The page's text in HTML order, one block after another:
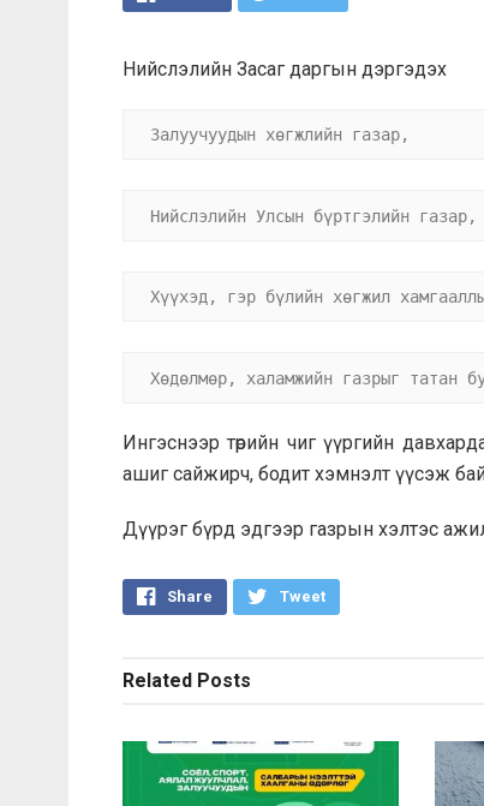
Нийслэлийн Засаг даргын дэргэдэх
Залуучуудын хөгжлийн газар,
Нийслэлийн Улсын бүртгэлийн газар,
Хүүхэд, гэр бүлийн хөгжил
Хөдөлмөр, халамжийн газрыг татан
Ингэснээр төрийн чиг үүргийн
ашиг сайжирч, бодит хэмнэлт үүсэж
Дүүрэг бүрд эдгээр газрын хэлтэс
Share Tweet
Related Posts